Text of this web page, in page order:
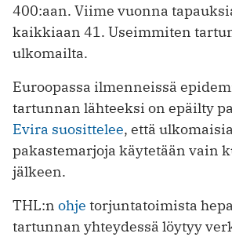
400:aan. Viime vuonna
kaikkiaan 41. Useimmiten
ulkomailta.
Euroopassa ilmenneissä
tartunnan lähteeksi on epäilty
Evira suosittelee, että ulkomaisia
pakastemarjoja käytetään vain
jälkeen.
THL:n ohje torjuntatoimista
tartunnan yhteydessä löytyy